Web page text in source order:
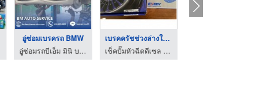
อู่ซ่อมเบรครถ BMW
อู่ซ่อมรถบีเอ็ม มินิ บางแค
เบรคครัชช่วงล่างใกล้ ...
เช็คปั๊มหัวฉีดดีเซล สมุทรปราการ - สำโรงใต้ดีเซล